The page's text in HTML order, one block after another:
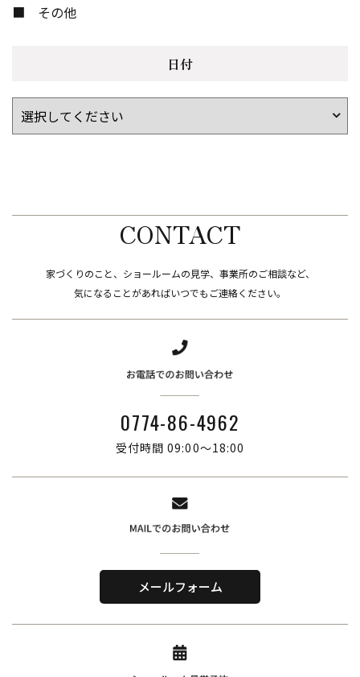
株式会社ブリーズ・カンパニー
〒619-0201
京都府木津川市山城町綺田神ノ木5-3
その他
日付
CONTACT
家づくりのこと、ショールームの見学、事業所のご相談など、
​​​​​​​気になることがあればいつでもご連絡ください。
0774-86-4962
受付時間 09:00～18:00
メールフォーム